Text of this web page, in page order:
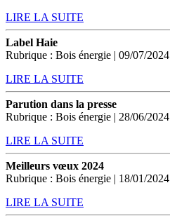
LIRE LA SUITE
Label Haie
Rubrique : Bois énergie | 09/07/2024
LIRE LA SUITE
Parution dans la presse
Rubrique : Bois énergie | 28/06/2024
LIRE LA SUITE
Meilleurs vœux 2024
Rubrique : Bois énergie | 18/01/2024
LIRE LA SUITE